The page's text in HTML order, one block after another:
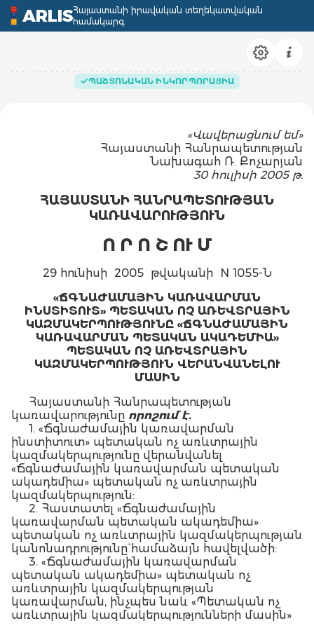
ARLISՀայաստանի իրավական տեղեկատվական
համակարգ
ՊԱՇՏՈՆԱԿԱՆ ԻՆԿՈՐՊՈՐԱՑԻԱ
«Վավերացնում եմ»
Հայաստանի Հանրապետության
Նախագահ Ռ. Քոչարյան
30 հուլիսի 2005 թ.
ՀԱՅԱՍՏԱՆԻ ՀԱՆՐԱՊԵՏՈՒԹՅԱՆ
ԿԱՌԱՎԱՐՈՒԹՅՈՒՆ
Ո Ր Ո Շ ՈՒ Մ
29 հունիսի 2005 թվականի N 1055-Ն
«ՃԳՆԱԺԱՄԱՅԻՆ ԿԱՌԱՎԱՐՄԱՆ
ԻՆՍՏԻՏՈՒՏ» ՊԵՏԱԿԱՆ ՈՉ ԱՌԵՎՏՐԱՅԻՆ
ԿԱԶՄԱԿԵՐՊՈՒԹՅՈՒՆԸ «ՃԳՆԱԺԱՄԱՅԻՆ
ԿԱՌԱՎԱՐՄԱՆ ՊԵՏԱԿԱՆ ԱԿԱԴԵՄԻԱ»
ՊԵՏԱԿԱՆ ՈՉ ԱՌԵՎՏՐԱՅԻՆ
ԿԱԶՄԱԿԵՐՊՈՒԹՅՈՒՆ ՎԵՐԱՆՎԱՆԵԼՈՒ
ՄԱՍԻՆ
Հայաստանի Հանրապետության
կառավարությունը որոշում է.
1. «Ճգնաժամային կառավարման
ինստիտուտ» պետական ոչ առևտրային
կազմակերպությունը վերանվանել
«Ճգնաժամային կառավարման պետական
ակադեմիա» պետական ոչ առևտրային
կազմակերպություն:
2. Հաստատել «Ճգնաժամային
կառավարման պետական ակադեմիա»
պետական ոչ առևտրային կազմակերպության
կանոնադրությունը` համաձայն հավելվածի:
3. «Ճգնաժամային կառավարման
պետական ակադեմիա» պետական ոչ
առևտրային կազմակերպության
կառավարման, ինչպես նաև «Պետական ոչ
առևտրային կազմակերպությունների մասին»